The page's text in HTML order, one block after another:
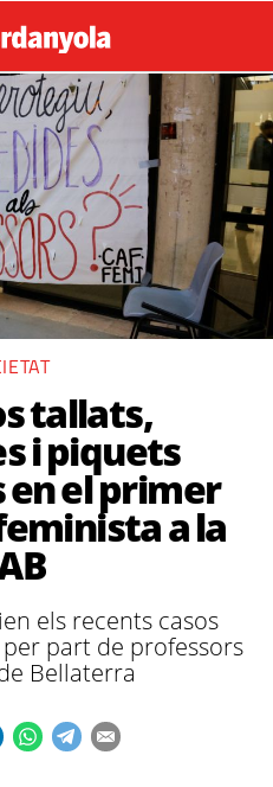
tallats,
i piquets
el primer
a la
els recents casos
part de professors
Bellaterra